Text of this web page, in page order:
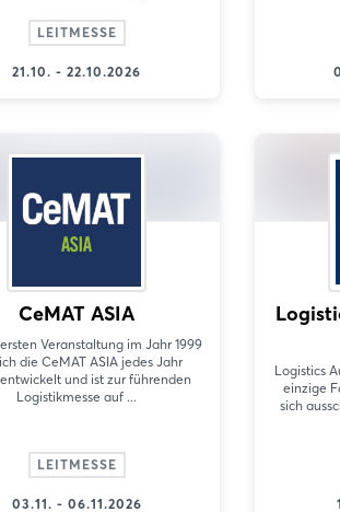
LEITMESSE
21.10. - 22.10.2026
CeMAT ASIA
Veranstaltung im Jahr 1999
die CeMAT ASIA jedes Jahr
und ist zur führenden
Logistikmesse auf ...
LEITMESSE
03.11. - 06.11.2026
Logistics
einzige
sich